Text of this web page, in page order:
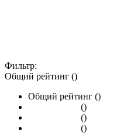
Фильтр:
Общий рейтинг ()
Общий рейтинг ()
()
()
()